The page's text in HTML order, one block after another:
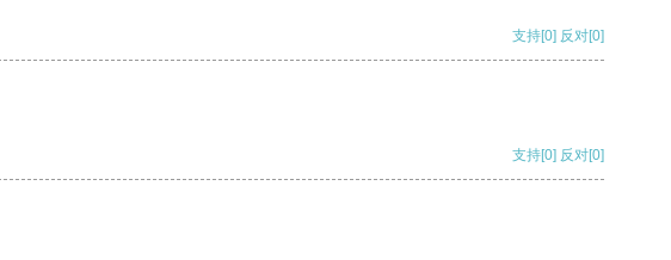
支持[0] 反对[0]
支持[0] 反对[0]